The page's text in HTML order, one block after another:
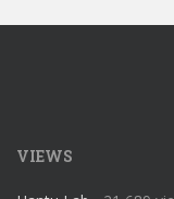
VIEWS